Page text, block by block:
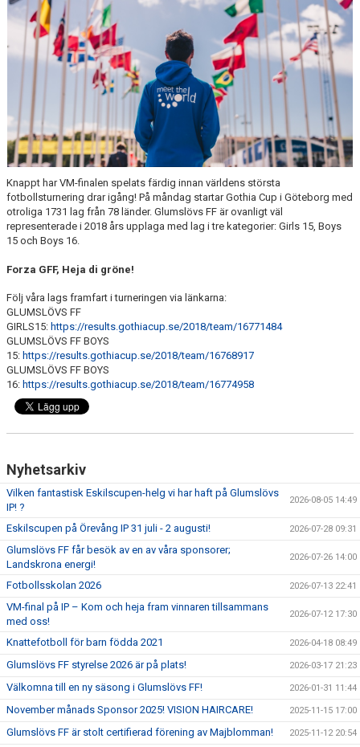
BLI MEDLEM
KLÄDKOLLEKTION
FOTBOLLSSKOLAN 2026
Knappt har VM-finalen spelats färdig innan världens största
fotbollsturnering drar igång! På måndag startar Gothia Cup i Göteborg med
otroliga 1731 lag från 78 länder. Glumslövs FF är ovanligt väl
representerade i 2018 års upplaga med lag i tre kategorier: Girls 15, Boys
15 och Boys 16.
Forza GFF, Heja di gröne!
Följ våra lags framfart i turneringen via länkarna:
GLUMSLÖVS FF
GIRLS15: https://results.gothiacup.se/2018/team/16771484
GLUMSLÖVS FF BOYS
15: https://results.gothiacup.se/2018/team/16768917
GLUMSLÖVS FF BOYS
16: https://results.gothiacup.se/2018/team/16774958
Nyhetsarkiv
Vilken fantastisk Eskilscupen-helg vi har haft på Glumslövs
IP! ?
2026-08-05 14:49
Eskilscupen på Örevång IP 31 juli - 2 augusti! 2026-07-28 09:31
Glumslövs FF får besök av en av våra sponsorer;
Landskrona energi!
2026-07-26 14:00
Fotbollsskolan 2026 2026-07-13 22:41
VM-final på IP – Kom och heja fram vinnaren tillsammans
med oss!
2026-07-12 17:30
Knattefotboll för barn födda 2021 2026-04-18 08:49
Glumslövs FF styrelse 2026 är på plats! 2026-03-17 21:23
Välkomna till en ny säsong i Glumslövs FF! 2026-01-31 11:44
November månads Sponsor 2025! VISION HAIRCARE! 2025-11-15 17:00
Glumslövs FF är stolt certifierad förening av Majblomman! 2025-11-12 20:54